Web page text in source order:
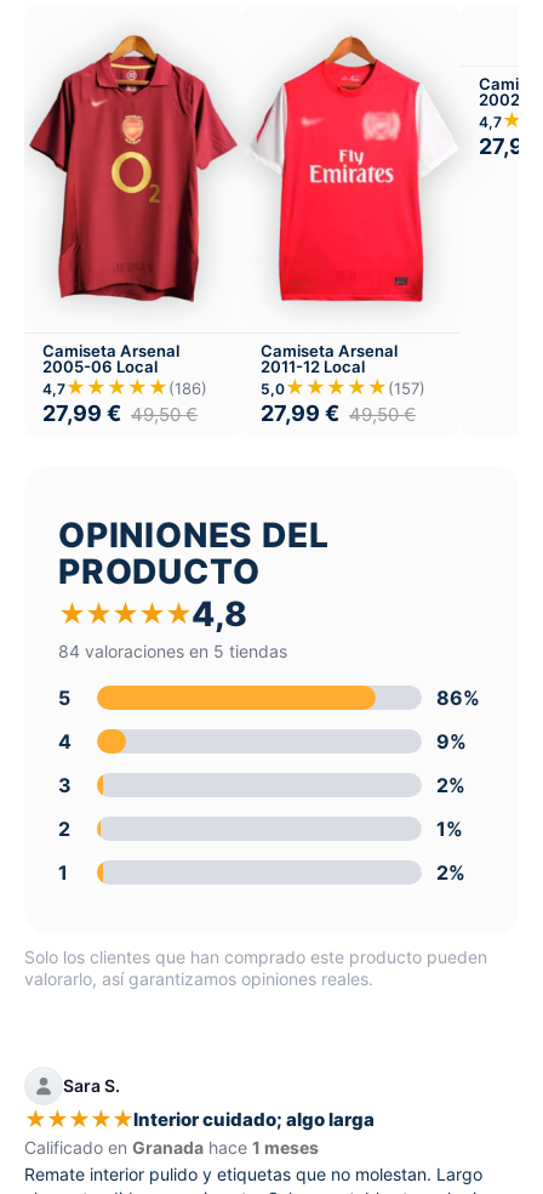
Camiseta Arsenal
2005-06 Local
4,7★★★★★(186)
27,99 € 49,50€
Camiseta Arsenal
2011-12 Local
5,0★★★★★(157)
27,99 € 49,50€
2002-
4,7
27,99
OPINIONES DEL
PRODUCTO
★★★★★4,8
84 valoraciones en 5 tiendas
5
86%
4
9%
3
2%
2
1%
1
2%
Solo los clientes que han comprado este producto pueden
valorarlo, así garantizamos opiniones reales.
Sara S.
★★★★★Interior cuidado; algo larga
Calificado en Granada hace 1 meses
Remate interior pulido y etiquetas que no molestan. Largo